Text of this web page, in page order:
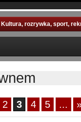
Kultura, rozrywka, sport,
2 3 4 5 ...